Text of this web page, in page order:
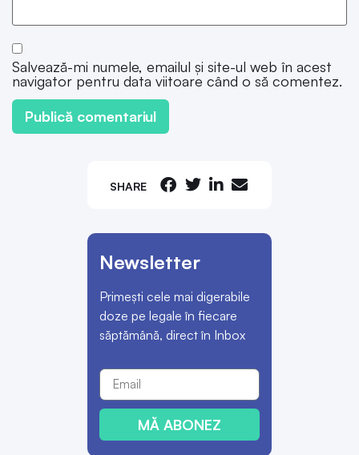
SHARE
Newsletter
Primești cele mai digerabile
doze pe legale în fiecare
săptămână, direct în Inbox
MĂ ABONEZ
Salvează-mi numele, emailul și site-ul web în acest
navigator pentru data viitoare când o să comentez.